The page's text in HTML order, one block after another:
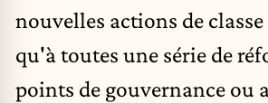
nouvelles actions de
qu'à toutes une série de
points de gouvernance ou